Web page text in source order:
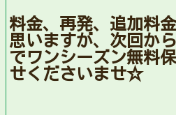
料金、再発、追加料
思いますが、次回か
でワンシーズン無料
せくださいませ☆